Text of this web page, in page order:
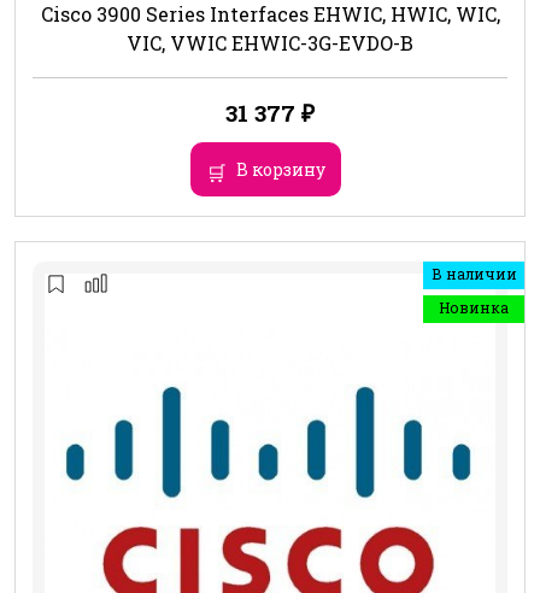
Cisco 3900 Series Interfaces EHWIC, HWIC, WIC,
VIC, VWIC EHWIC-3G-EVDO-B
31 377 ₽
В корзину
В наличии
Новинка